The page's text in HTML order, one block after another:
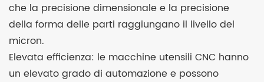
che la precisione dimensionale e la precisione
della forma delle parti raggiungano il livello del
micron.
Elevata efficienza: le macchine utensili CNC hanno
un elevato grado di automazione e possono